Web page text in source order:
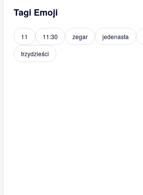
Tagi Emoji
11 11:30 zegar jedenasta
trzydzieści